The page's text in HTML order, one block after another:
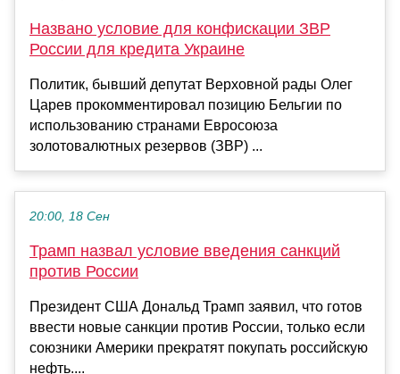
Названо условие для конфискации ЗВР
России для кредита Украине
Политик, бывший депутат Верховной рады Олег
Царев прокомментировал позицию Бельгии по
использованию странами Евросоюза
золотовалютных резервов (ЗВР) ...
20:00, 18 Сен
Трамп назвал условие введения санкций
против России
Президент США Дональд Трамп заявил, что готов
ввести новые санкции против России, только если
союзники Америки прекратят покупать российскую
нефть....